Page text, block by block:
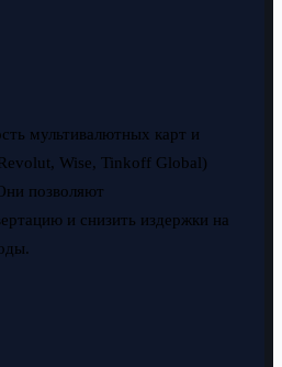
мультивалютных карт и
Wise, Tinkoff Global)
позволяют
и снизить издержки на